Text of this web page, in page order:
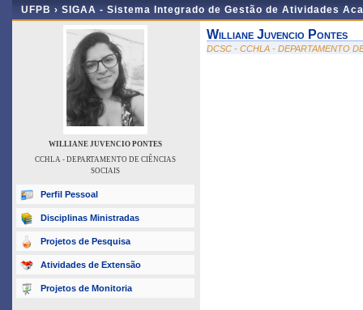
UFPB › SIGAA - Sistema Integrado de Gestão de Atividades
WILLIANE JUVENCIO PONTES
CCHLA - DEPARTAMENTO DE CIÊNCIAS
SOCIAIS
Perfil Pessoal
Disciplinas Ministradas
Projetos de Pesquisa
Atividades de Extensão
Projetos de Monitoria
Williane Juvencio Pontes
DCSC - CCHLA - DEPARTAMENTO